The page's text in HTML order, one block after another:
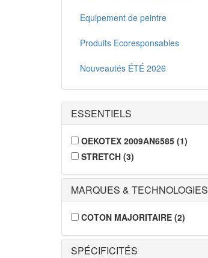
Equipement de peintre
Produits Ecoresponsables
Nouveautés ÉTÉ 2026
ESSENTIELS
OEKOTEX 2009AN6585 (1)
STRETCH (3)
MARQUES & TECHNOLOGIES
COTON MAJORITAIRE (2)
SPÉCIFICITÉS